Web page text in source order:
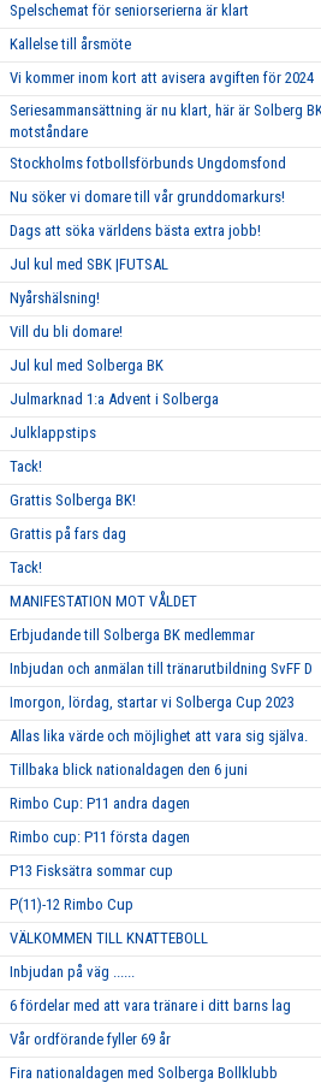
Spelschemat för seniorserierna är klart
Kallelse till årsmöte
Vi kommer inom kort att avisera avgiften för 2024
Seriesammansättning är nu klart, här är Solberg
motståndare
Stockholms fotbollsförbunds Ungdomsfond
Nu söker vi domare till vår grunddomarkurs!
Dags att söka världens bästa extra jobb!
Jul kul med SBK |FUTSAL
Nyårshälsning!
Vill du bli domare!
Jul kul med Solberga BK
Julmarknad 1:a Advent i Solberga
Julklappstips
Tack!
Grattis Solberga BK!
Grattis på fars dag
Tack!
MANIFESTATION MOT VÅLDET
Erbjudande till Solberga BK medlemmar
Inbjudan och anmälan till tränarutbildning SvFF D
Imorgon, lördag, startar vi Solberga Cup 2023
Allas lika värde och möjlighet att vara sig själva.
Tillbaka blick nationaldagen den 6 juni
Rimbo Cup: P11 andra dagen
Rimbo cup: P11 första dagen
P13 Fisksätra sommar cup
P(11)-12 Rimbo Cup
VÄLKOMMEN TILL KNATTEBOLL
Inbjudan på väg ......
6 fördelar med att vara tränare i ditt barns lag
Vår ordförande fyller 69 år
Fira nationaldagen med Solberga Bollklubb